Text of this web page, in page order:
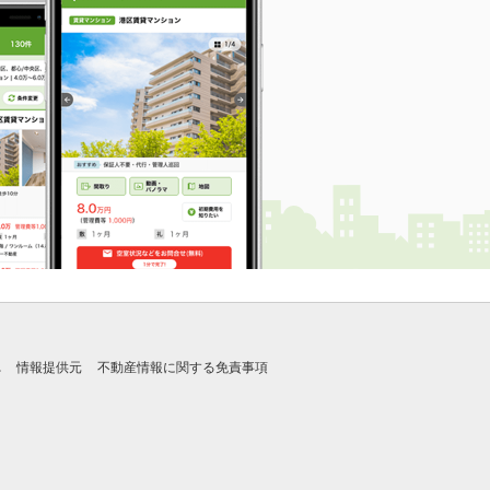
情報提供元 不動産情報に関する免責事項